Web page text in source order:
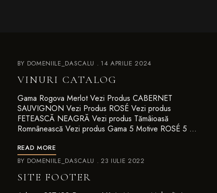
BY DOMENIILE_DASCALU 14 APRILIE 2024
VINURI CATALOG
Gama Rogova Merlot Vezi Produs CABERNET
SAUVIGNON Vezi Produs ROSÉ Vezi produs
FETEASCĂ NEAGRĂ Vezi produs Tămâioasă
Romnânească Vezi produs Gama 5 Motive ROSÉ 5 …
READ MORE
BY DOMENIILE_DASCALU 23 IULIE 2022
SITE FOOTER